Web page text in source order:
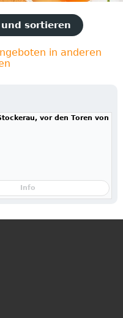
sortieren
in anderen
vor den Toren von
Info